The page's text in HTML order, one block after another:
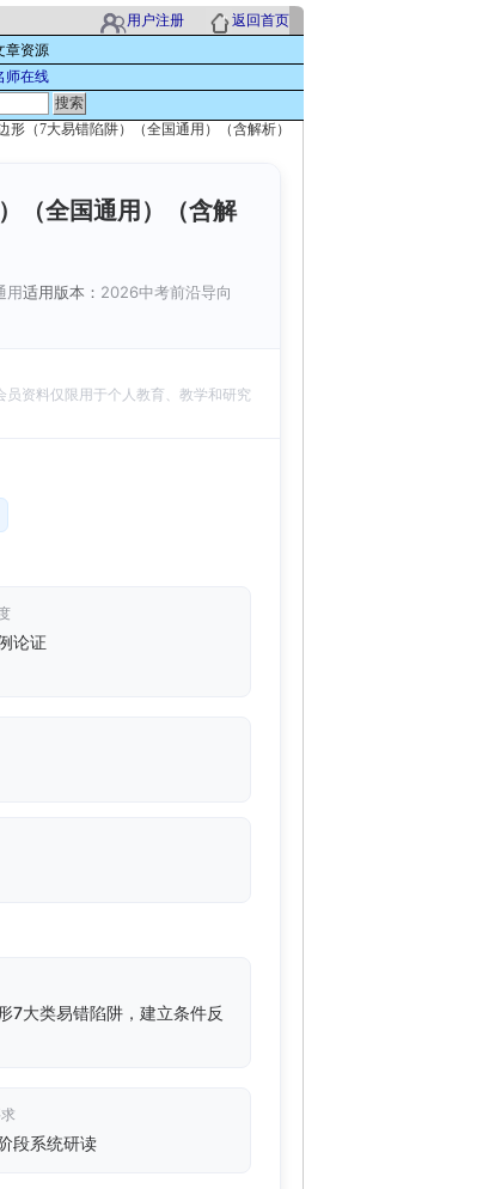
用户注册
返回首页
章资源
师在线
形（7大易错陷阱）（全国通用）（含解析）
（全国通用）（含解
用适用版本： 2026中考前沿导向
员资料仅限用于个人教育、教学和研究
论证
7大类易错陷阱，建立条件反
段系统研读